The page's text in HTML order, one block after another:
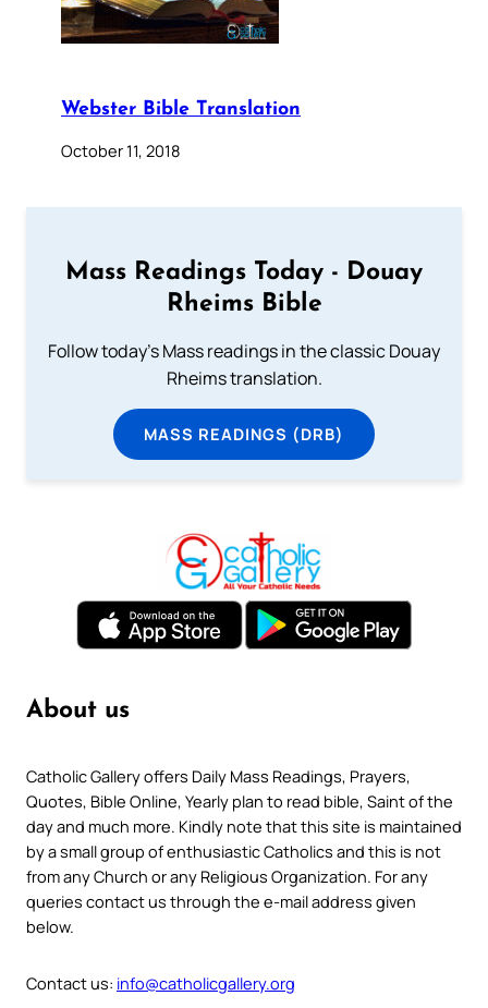
Webster Bible Translation
October 11, 2018
Mass Readings Today - Douay
Rheims Bible
Follow today's Mass readings in the classic Douay
Rheims translation.
MASS READINGS (DRB)
About us
Catholic Gallery offers Daily Mass Readings, Prayers,
Quotes, Bible Online, Yearly plan to read bible, Saint of the
day and much more. Kindly note that this site is maintained
by a small group of enthusiastic Catholics and this is not
from any Church or any Religious Organization. For any
queries contact us through the e-mail address given
below.
Contact us: info@catholicgallery.org